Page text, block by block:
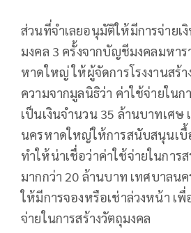
ส่วนที่จำเลยอนุมัติให้มีการจ่ายเ
มงคล 3 ครั้งจากบัญชีมงคลมหา
หาดใหญ่ ให้ผู้จัดการโรงงานสร้
ความจากมูลนิธิว่า ค่าใช้จ่ายในก
เป็นเงินจำนวน 35 ล้านบาทเศษ
นครหาดใหญ่ให้การสนับสนุนเบื้
ทำให้น่าเชื่อว่าค่าใช้จ่ายในการ
มากกว่า 20 ล้านบาท เทศบาลน
ให้มีการจองหรือเช่าล่วงหน้า เพื่
จ่ายในการสร้างวัตถุมงคล